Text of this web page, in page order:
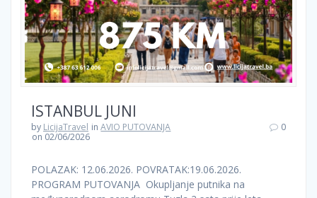
ISTANBUL JUNI
by LicijaTravel inAVIO PUTOVANJA
on 02/06/2026
0
POLAZAK: 12.06.2026. POVRATAK:19.06.2026.
PROGRAM PUTOVANJA Okupljanje putnika na